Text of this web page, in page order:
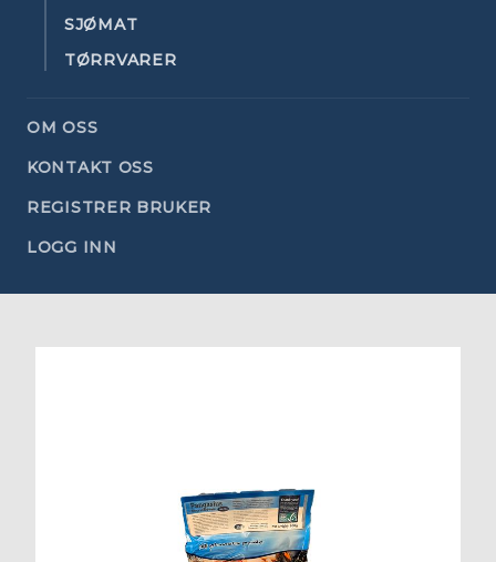
SJØMAT
TØRRVARER
OM OSS
KONTAKT OSS
REGISTRER BRUKER
LOGG INN